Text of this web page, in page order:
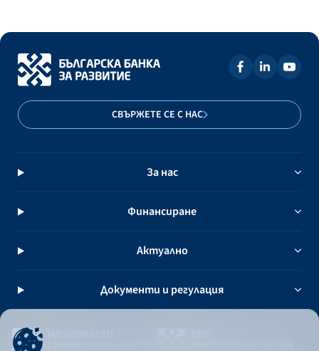
СВЪРЖЕТЕ СЕ С НАС
За нас
Финансиране
Актуално
Документи и регулация